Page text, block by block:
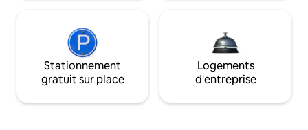
Stationnement
gratuit sur place
Logements
d'entreprise